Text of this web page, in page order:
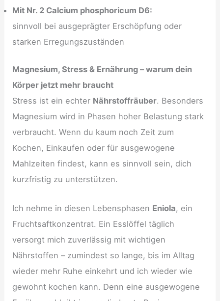
Mit Nr. 2 Calcium phosphoricum D6:
sinnvoll bei ausgeprägter Erschöpfung oder
starken Erregungszuständen
Magnesium, Stress & Ernährung – warum dein
Körper jetzt mehr braucht
Stress ist ein echter Nährstoffräuber. Besonders
Magnesium wird in Phasen hoher Belastung stark
verbraucht. Wenn du kaum noch Zeit zum
Kochen, Einkaufen oder für ausgewogene
Mahlzeiten findest, kann es sinnvoll sein, dich
kurzfristig zu unterstützen.
Ich nehme in diesen Lebensphasen Eniola, ein
Fruchtsaftkonzentrat. Ein Esslöffel täglich
versorgt mich zuverlässig mit wichtigen
Nährstoffen – zumindest so lange, bis im Alltag
wieder mehr Ruhe einkehrt und ich wieder wie
gewohnt kochen kann. Denn eine ausgewogene